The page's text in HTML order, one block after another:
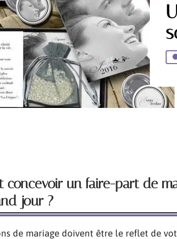
concevoir un faire-part de
jour ?
de mariage doivent être le reflet de